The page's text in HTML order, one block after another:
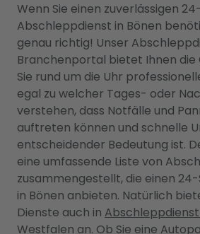
Wenn Sie einen zuverlässigen
Abschleppdienst in Bönen
genau richtig! Unser
Branchenportal bietet Ihnen die
Sie rund um die Uhr
egal zu welcher Tages- oder
verstehen, dass Notfälle und
auftreten können und schnelle
entscheidender Bedeutung ist.
eine umfassende Liste von
zusammengestellt, die einen
in Bönen anbieten. Natürlich
Dienste auch in
Westfalen an. Ob Sie eine